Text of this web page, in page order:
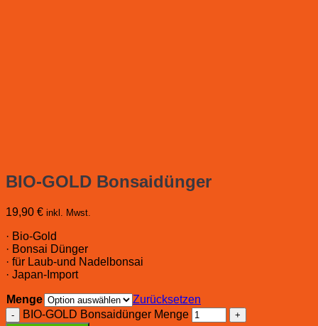
BIO-GOLD Bonsaidünger
19,90 € inkl. Mwst.
· Bio-Gold
· Bonsai Dünger
· für Laub-und Nadelbonsai
· Japan-Import
Menge
Zurücksetzen
BIO-GOLD Bonsaidünger Menge